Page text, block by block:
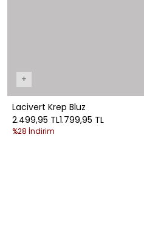
+
Lacivert Krep Bluz
2.499,95 TL1.799,95 TL
%28 İndirim